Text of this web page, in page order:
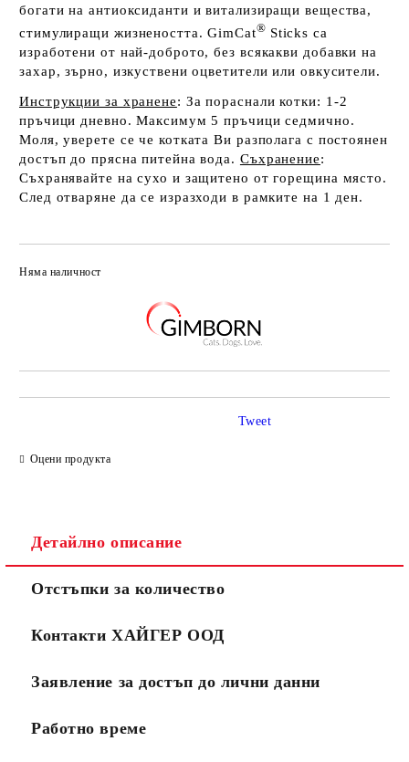
богати на антиоксиданти и витализиращи вещества,
стимулиращи жизнеността. GimCat® Sticks са
изработени от най-доброто, без всякакви добавки на
захар, зърно, изкуствени оцветители или овкусители.
Инструкции за хранене: За пораснали котки: 1-2
пръчици дневно. Максимум 5 пръчици седмично.
Моля, уверете се че котката Ви разполага с постоянен
достъп до прясна питейна вода. Съхранение:
Съхранявайте на сухо и защитено от горещина място.
След отваряне да се изразходи в рамките на 1 ден.
Няма наличност
Оцени продукта
Tweet
Детайлно описание
Отстъпки за количество
Контакти ХАЙГЕР ООД
Заявление за достъп до лични данни
Работно време